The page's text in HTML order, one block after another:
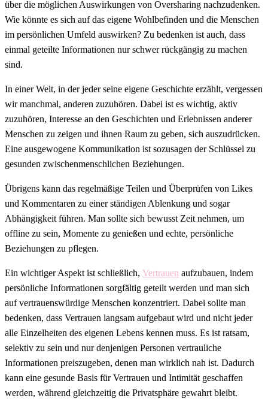
über die möglichen Auswirkungen von Oversharing nachzudenken.
Wie könnte es sich auf das eigene Wohlbefinden und die Menschen
im persönlichen Umfeld auswirken? Zu bedenken ist auch, dass
einmal geteilte Informationen nur schwer rückgängig zu machen
sind.
In einer Welt, in der jeder seine eigene Geschichte erzählt, vergessen
wir manchmal, anderen zuzuhören. Dabei ist es wichtig, aktiv
zuzuhören, Interesse an den Geschichten und Erlebnissen anderer
Menschen zu zeigen und ihnen Raum zu geben, sich auszudrücken.
Eine ausgewogene Kommunikation ist sozusagen der Schlüssel zu
gesunden zwischenmenschlichen Beziehungen.
Übrigens kann das regelmäßige Teilen und Überprüfen von Likes
und Kommentaren zu einer ständigen Ablenkung und sogar
Abhängigkeit führen. Man sollte sich bewusst Zeit nehmen, um
offline zu sein, Momente zu genießen und echte, persönliche
Beziehungen zu pflegen.
Ein wichtiger Aspekt ist schließlich, Vertrauen aufzubauen, indem
persönliche Informationen sorgfältig geteilt werden und man sich
auf vertrauenswürdige Menschen konzentriert. Dabei sollte man
bedenken, dass Vertrauen langsam aufgebaut wird und nicht jeder
alle Einzelheiten des eigenen Lebens kennen muss. Es ist ratsam,
selektiv zu sein und nur denjenigen Personen vertrauliche
Informationen preiszugeben, denen man wirklich nah ist. Dadurch
kann eine gesunde Basis für Vertrauen und Intimität geschaffen
werden, während gleichzeitig die Privatsphäre gewahrt bleibt.